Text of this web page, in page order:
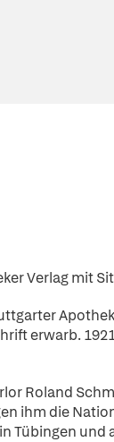
Verlag mit
erwarb.
Roland
ihm die
Tübingen